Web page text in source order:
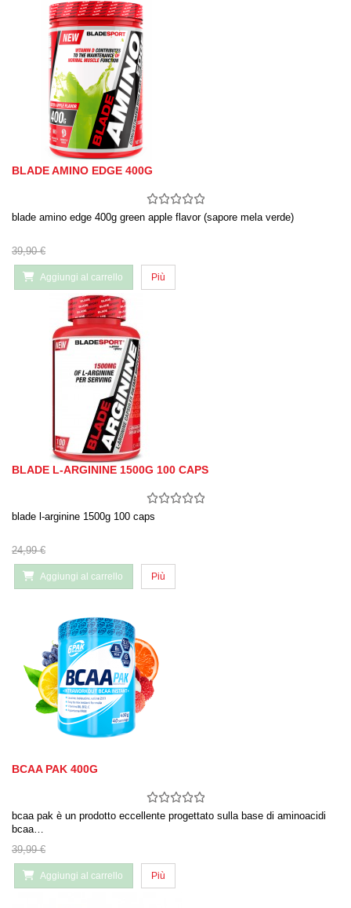
BLADE AMINO EDGE 400G
blade amino edge 400g green apple flavor (sapore mela verde)
39,90 €
Aggiungi al carrello Più
BLADE L-ARGININE 1500G 100 CAPS
blade l-arginine 1500g 100 caps
24,99 €
Aggiungi al carrello Più
BCAA PAK 400G
bcaa pak è un prodotto eccellente progettato sulla base di aminoacidi
bcaa…
39,99 €
Aggiungi al carrello Più